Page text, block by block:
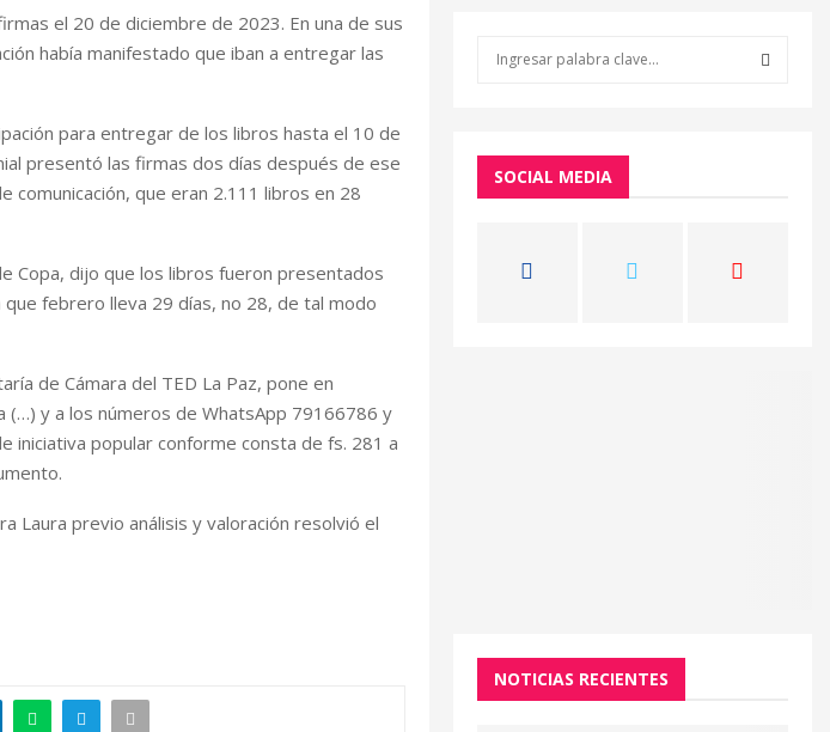
el 20 de diciembre de 2023. En una de sus
había manifestado que iban a entregar las
para entregar de los libros hasta el 10 de
presentó las firmas dos días después de ese
comunicación, que eran 2.111 libros en 28
Copa, dijo que los libros fueron presentados
febrero lleva 29 días, no 28, de tal modo
de Cámara del TED La Paz, pone en
(…) y a los números de WhatsApp 79166786 y
iniciativa popular conforme consta de fs. 281 a
Laura previo análisis y valoración resolvió el
f
SOCIAL MEDIA
NOTICIAS RECIENTES